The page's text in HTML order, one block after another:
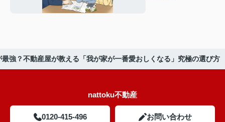
強？不動産屋が教える「我が家が一番愛おしくなる」究極の選び方
nattoku不動産
0120-415-496 お問い合わせ